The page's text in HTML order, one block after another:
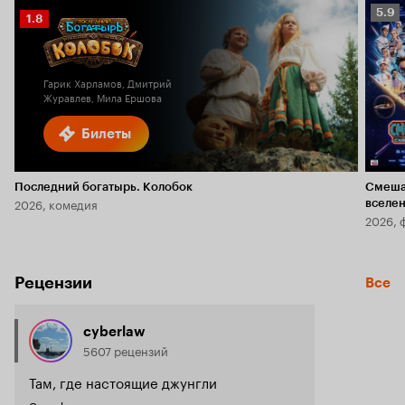
Билеты
Рейтинг
Кинопоиска
1.8
Гарик Харламов, Дмитрий
Журавлев, Мила Ершова
Последний богатырь. Колобок
2026, комедия
5.9
5.9
2026,
Рецензии Все
cyberlaw
5607 рецензий
Там, где настоящие джунгли